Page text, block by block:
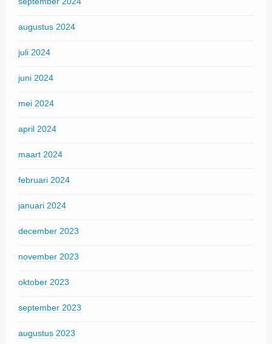
augustus 2024
juli 2024
juni 2024
mei 2024
april 2024
maart 2024
februari 2024
januari 2024
december 2023
november 2023
oktober 2023
september 2023
augustus 2023